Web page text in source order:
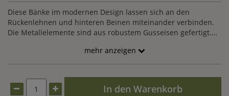
Diese Bänke im modernen Design lassen sich an den
Rückenlehnen und hinteren Beinen miteinander verbinden.
Die Metallelemente sind aus robustem Gusseisen gefertigt.
anhand der RAL Palette sind gegen Aufpreis möglich. Teilen
Sie uns Ihren Farbwunsch gerne über den Kundenservice mit.
mehr anzeigen
In den Warenkorb